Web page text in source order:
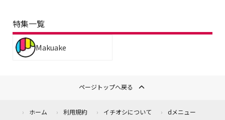
特集一覧
Makuake
ページトップへ戻る
ホーム 利用規約 イチオシについて dメニュー